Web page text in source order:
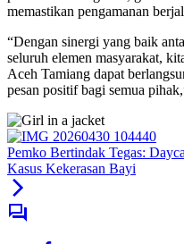
memastikan pengamanan
“Dengan sinergi yang baik
seluruh elemen masyarakat,
Aceh Tamiang dapat
pesan positif bagi semua
Pemko Bertindak Tegas:
Kasus Kekerasan Bayi